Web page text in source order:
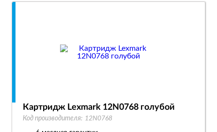
Картридж Lexmark 12N0768 голубой
Код производителя: 12N0768